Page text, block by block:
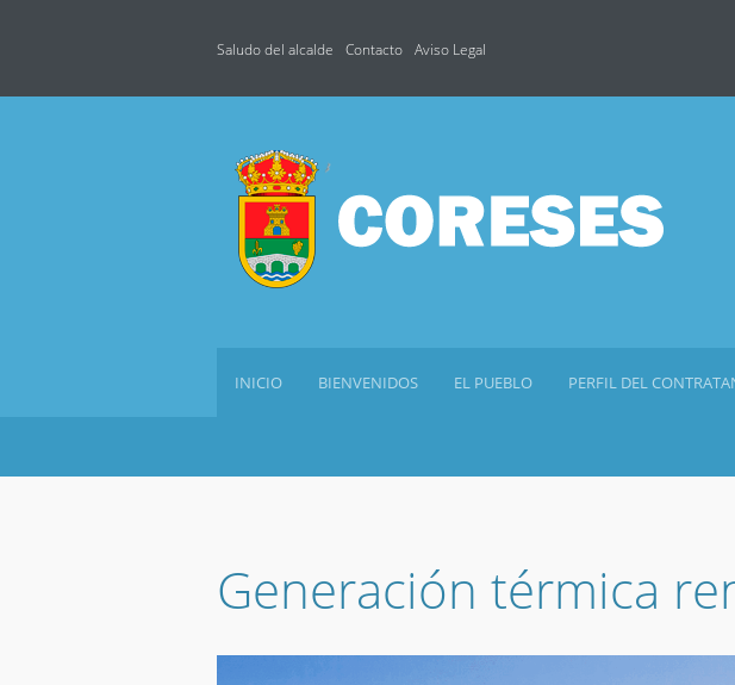
Saludo del alcalde Contacto Aviso Legal
INICIO BIENVENIDOS EL PUEBLO PERFIL DEL
Generación térmica